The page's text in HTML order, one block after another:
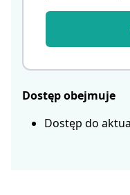
Dostęp obejmuje
Dostęp do